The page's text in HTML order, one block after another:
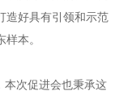
造好具有引领和示范
本。
本次促进会也秉承这